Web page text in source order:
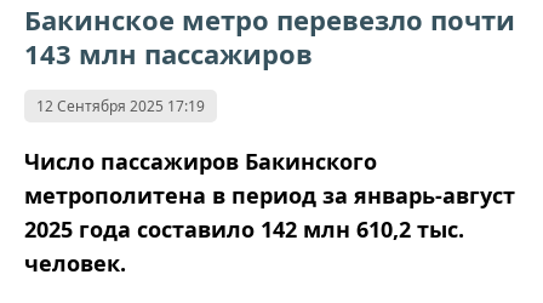
Бакинское метро перевезло почти
143 млн пассажиров
12 Сентября 2025 17:19
Число пассажиров Бакинского
метрополитена в период за январь-август
2025 года составило 142 млн 610,2 тыс.
человек.